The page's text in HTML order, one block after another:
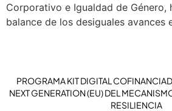
Corporativo e Igualdad de Género,
balance de los desiguales avances
PROGRAMA KIT DIGITAL
NEXT GENERATION (EU) DEL
RESILIENCIA